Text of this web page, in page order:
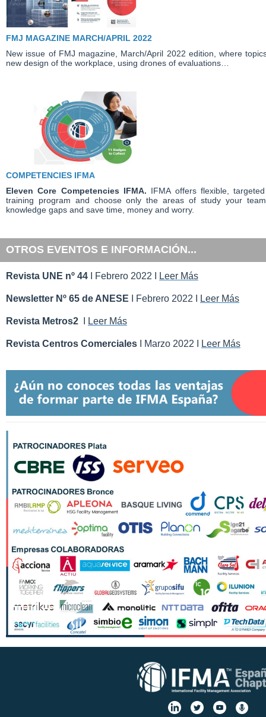
FMJ MAGAZINE MARCH/APRIL 2022
New issue of FMJ magazine, March/April 2022 edition, where
new design of the workplace, using drones of evaluations…
COMPETENCIES IFMA
Eleven Core Competencies IFMA. IFMA offers flexible,
training program and choose only the areas of study your
knowledge gaps and save time, money and worry.
OTROS EVENTOS E INFORMACIÓN...
Revista UNE nº 44 I Febrero 2022 I Leer Más
Newsletter Nº 65 de ANESE I Febrero 2022 I Leer Más
Revista Metros2 Leer Más
Revista Centros Comerciales I Marzo 2022 I Leer Más